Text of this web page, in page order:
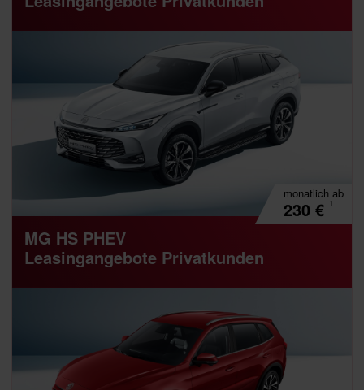
monatlich ab
230 € ¹
MG HS PHEV
Leasingangebote Privatkunden